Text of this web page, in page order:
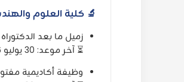
🔬 كلية العلوم
زميل ما بعد الدكتوراه
⏳ آخر موعد: 30 يوليو 2026
وظيفة أكاديمية